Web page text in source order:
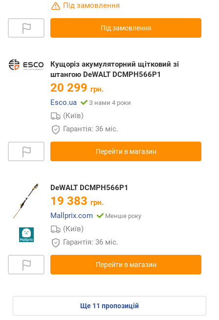
Під замовлення
Під замовлення
Кущоріз акумуляторний щітковий зі
штангою DeWALT DCMPH566P1
20 299 грн.
Esco.ua
З нами 4 роки
(Київ)
Гарантія: 36 міс.
Перейти в магазин
DeWALT DCMPH566P1
19 383 грн.
Mallprix.com
Менше року
(Київ)
Гарантія: 36 міс.
Перейти в магазин
ще 11 пропозицій